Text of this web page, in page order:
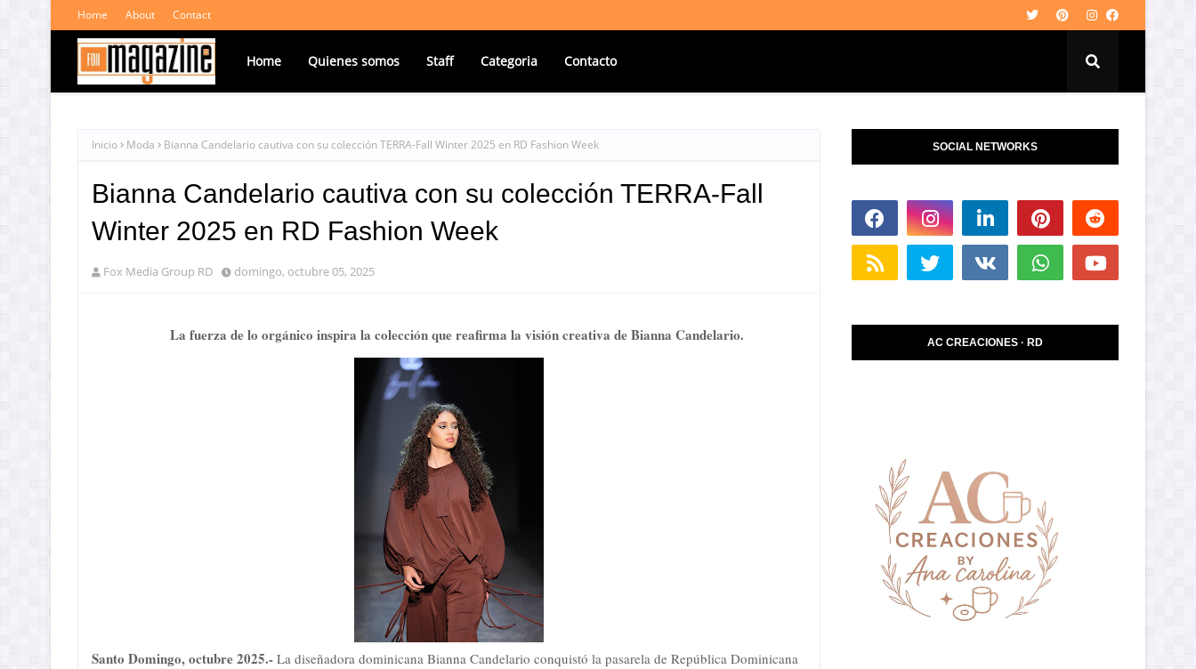
Home About Contact
Home Quienes somos Staff Categoria Contacto
Inicio Moda Bianna Candelario cautiva con su colección TERRA-Fall Winter 2025 en RD Fashion Week
Bianna Candelario cautiva con su colección TERRA-Fall
Winter 2025 en RD Fashion Week
Fox Media Group RD domingo, octubre 05, 2025
La fuerza de lo orgánico inspira la colección que reafirma la visión creativa de Bianna Candelario.
Santo Domingo, octubre 2025.- La diseñadora dominicana Bianna Candelario conquistó la pasarela de República Dominicana
SOCIAL NETWORKS
AC CREACIONES · RD